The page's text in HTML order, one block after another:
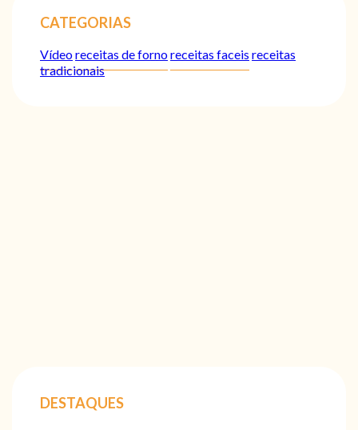
CATEGORIAS
Vídeoreceitas de fornoreceitas faceis receitas
tradicionais
DESTAQUES